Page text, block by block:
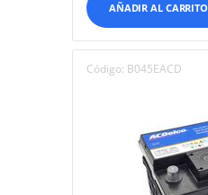
AÑADIR AL CARRITO
Código: B045EACD